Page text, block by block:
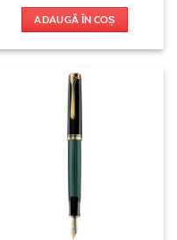
ADAUGĂ ÎN COȘ